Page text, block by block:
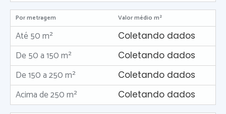
Por metragem Valor médio m²
Até 50 m² Coletando dados
De 50 a 150 m² Coletando dados
De 150 a 250 m² Coletando dados
Acima de 250 m² Coletando dados